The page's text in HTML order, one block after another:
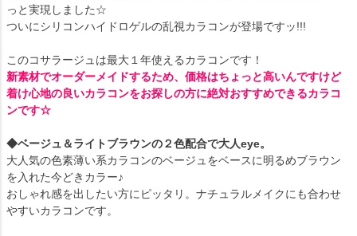
っと実現しました☆
ついにシリコンハイドロゲルの乱視カラコンが登場ですッ!!!
このコサラージュは最大１年使えるカラコンです！
新素材でオーダーメイドするため、価格はちょっと高いんですけど
着け心地の良いカラコンをお探しの方に絶対おすすめできるカラコ
ンです☆
◆ベージュ＆ライトブラウンの２色配合で大人eye。
大人気の色素薄い系カラコンのベージュをベースに明るめブラウン
を入れた今どきカラー♪
おしゃれ感を出したい方にピッタリ。ナチュラルメイクにも合わせ
やすいカラコンです。